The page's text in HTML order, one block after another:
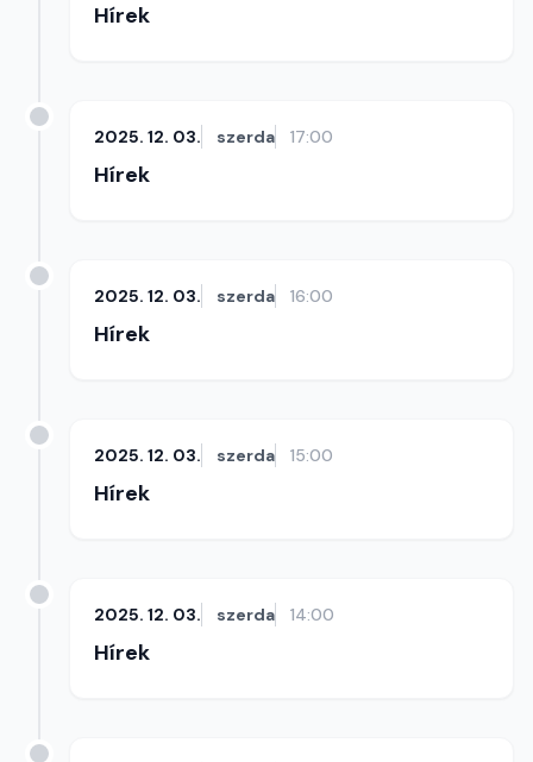
Hírek
2025. 12. 03. szerda 17:00
Hírek
2025. 12. 03. szerda 16:00
Hírek
2025. 12. 03. szerda 15:00
Hírek
2025. 12. 03. szerda 14:00
Hírek